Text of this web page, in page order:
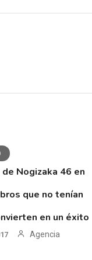
Nogizaka 46 en
que no tenían
en un éxito
Agencia